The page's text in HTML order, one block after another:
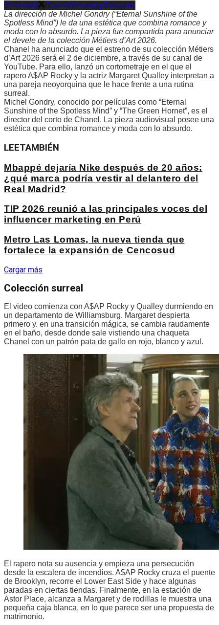
Facebook TwitterWhatsappTelegram
La dirección de Michel Gondry (“Eternal Sunshine of the
Spotless Mind”) le da una estética que combina romance y
moda con lo absurdo. La pieza fue compartida para anunciar
el devele de la colección Métiers d’Art 2026.
Chanel ha anunciado que el estreno de su colección Métiers
d’Art 2026 será el 2 de diciembre, a través de su canal de
YouTube. Para ello, lanzó un cortometraje en el que el
rapero A$AP Rocky y la actriz Margaret Qualley interpretan a
una pareja neoyorquina que le hace frente a una rutina
surreal.
Michel Gondry, conocido por películas como “Eternal
Sunshine of the Spotless Mind” y “The Green Hornet”, es el
director del corto de Chanel. La pieza audiovisual posee una
estética que combina romance y moda con lo absurdo.
LEETAMBIÉN
Mbappé dejaría Nike después de 20 años:
¿qué marca podría vestir al delantero del
Real Madrid?
TIP 2026 reunió a las principales voces del
influencer marketing en Perú
Metro Las Lomas, la nueva tienda que
fortalece la expansión de Cencosud
Cargar más
Colección surreal
El video comienza con A$AP Rocky y Qualley durmiendo en
un departamento de Williamsburg. Margaret despierta
primero y. en una transición mágica, se cambia raudamente
en el baño, desde donde sale vistiendo una chaqueta
Chanel con un patrón pata de gallo en rojo, blanco y azul.
El rapero nota su ausencia y empieza una persecución
desde la escalera de incendios. A$AP Rocky cruza el puente
de Brooklyn, recorre el Lower East Side y hace algunas
paradas en ciertas tiendas. Finalmente, en la estación de
Astor Place, alcanza a Margaret y de rodillas le muestra una
pequeña caja blanca, en lo que parece ser una propuesta de
matrimonio.